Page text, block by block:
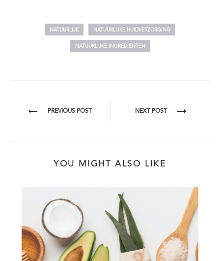
NATUURLIJK NATUURLIJKE HUIDVERZORGING
NATUURLIJKE INGREDIENTEN
BERICHT
PREVIOUS POST NEXT POST
YOU MIGHT ALSO LIKE